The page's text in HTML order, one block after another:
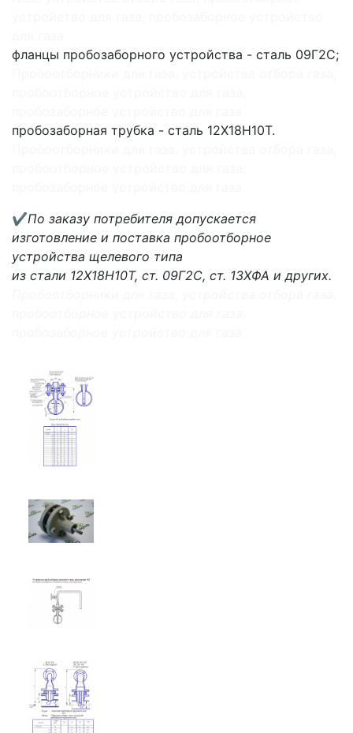
фланцы пробозаборного устройства - сталь 09Г2С;
пробозаборная трубка - сталь 12Х18Н10Т.
✔По заказу потребителя допускается
изготовление и поставка пробоотборное
устройства щелевого типа
из стали 12Х18Н10Т, ст. 09Г2С, ст. 13ХФА и других.